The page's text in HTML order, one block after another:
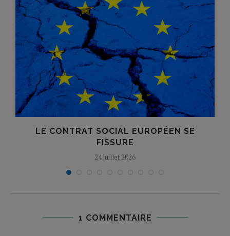
LE CONTRAT SOCIAL EUROPÉEN SE
FISSURE
24 juillet 2026
1 COMMENTAIRE